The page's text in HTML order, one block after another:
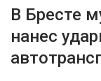
В Бресте
нанес